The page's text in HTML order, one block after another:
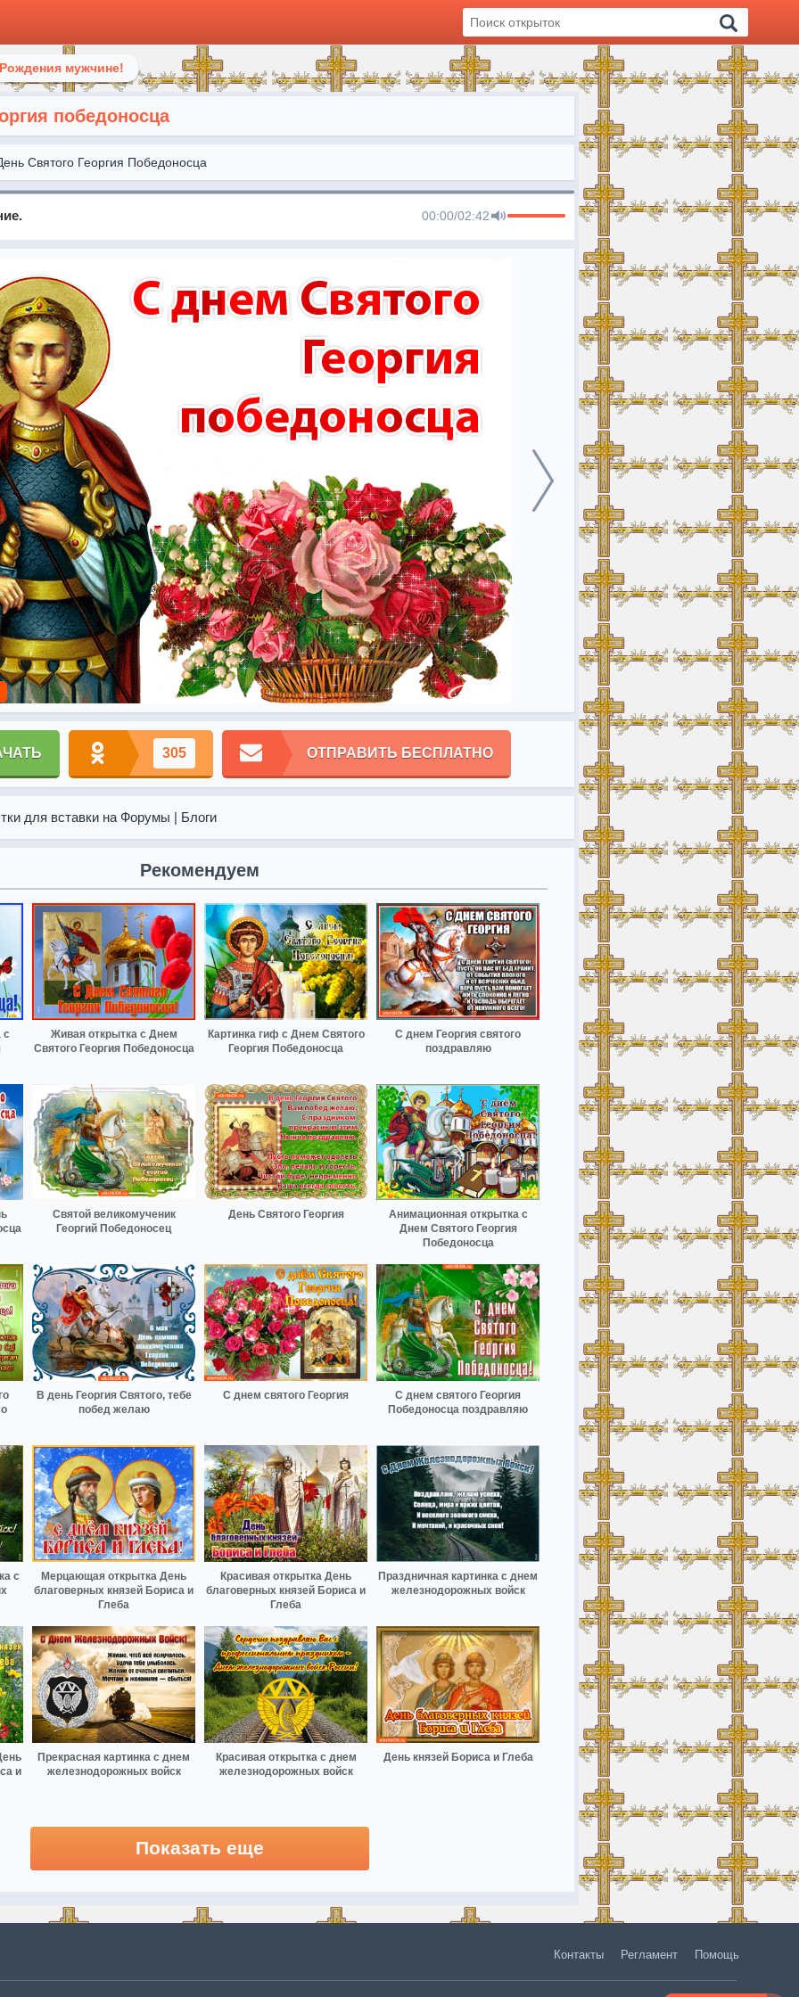
мужчине!
победоносца
Святого Георгия Победоносца
00:00/02:42
305 ОТПРАВИТЬ БЕСПЛАТНО
для вставки на Форумы | Блоги
Рекомендуем
с
Живая открытка с Днем
Святого Георгия Победоносца
Картинка гиф с Днем Святого
Георгия Победоносца
С днем Георгия святого
поздравляю
Святой великомученик
Георгий Победоносец
День Святого Георгия
Анимационная открытка с
Днем Святого Георгия
Победоносца
В день Георгия Святого, тебе
побед желаю
С днем святого Георгия
С днем святого Георгия
Победоносца поздравляю
с
Мерцающая открытка День
благоверных князей Бориса и
Глеба
Красивая открытка День
благоверных князей Бориса и
Глеба
Праздничная картинка с днем
железнодорожных войск
и
Прекрасная картинка с днем
железнодорожных войск
Красивая открытка с днем
железнодорожных войск
День князей Бориса и Глеба
Показать еще
Контакты Регламент Помощь